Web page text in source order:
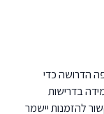
הדרושה כדי
בדרישות
להזמנות יישמר